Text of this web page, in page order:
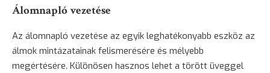
Álomnapló vezetése
Az álomnapló vezetése az egyik leghatékonyabb eszköz az
álmok mintázatainak felismerésére és mélyebb
megértésére. Különösen hasznos lehet a törött üveggel